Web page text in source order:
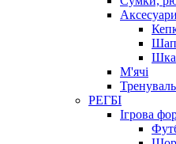
Аксесуари
М'ячі
РЕГБІ
Ігрова